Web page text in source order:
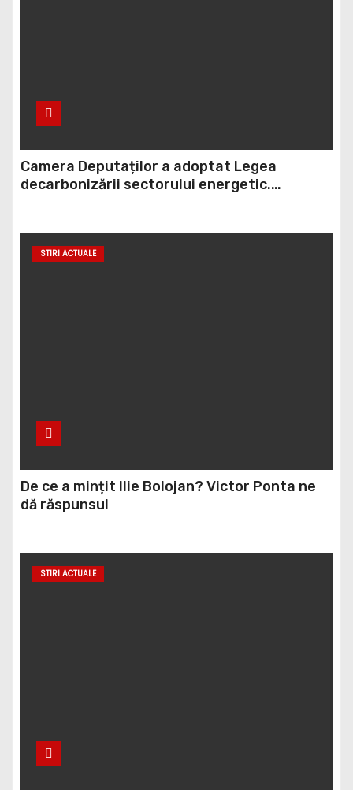
Camera Deputaților a adoptat Legea
decarbonizării sectorului energetic.
STIRI ACTUALE
De ce a mințit Ilie Bolojan? Victor Ponta ne
dă răspunsul
STIRI ACTUALE